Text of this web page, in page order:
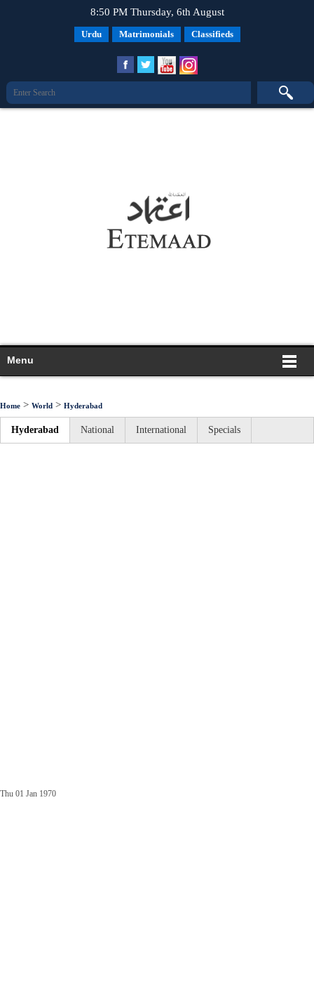
8:50 PM Thursday, 6th August
Urdu Matrimonials Classifieds
Menu
Home > World > Hyderabad
Hyderabad National International Specials
Thu 01 Jan 1970